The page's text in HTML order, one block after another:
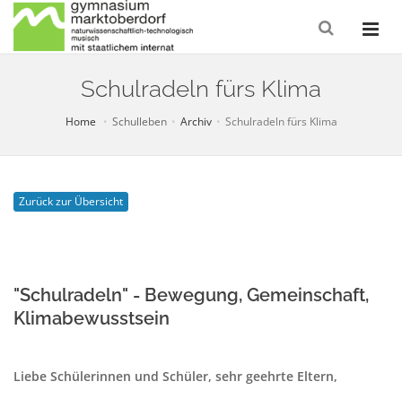
Schulradeln fürs Klima
Home Schulleben Archiv Schulradeln fürs Klima
Zurück zur Übersicht
"Schulradeln" - Bewegung, Gemeinschaft,
Klimabewusstsein
Liebe Schülerinnen und Schüler, sehr geehrte Eltern,